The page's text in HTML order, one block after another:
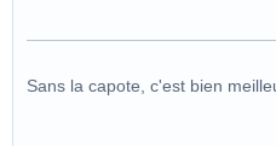
Sans la capote, c'est bien